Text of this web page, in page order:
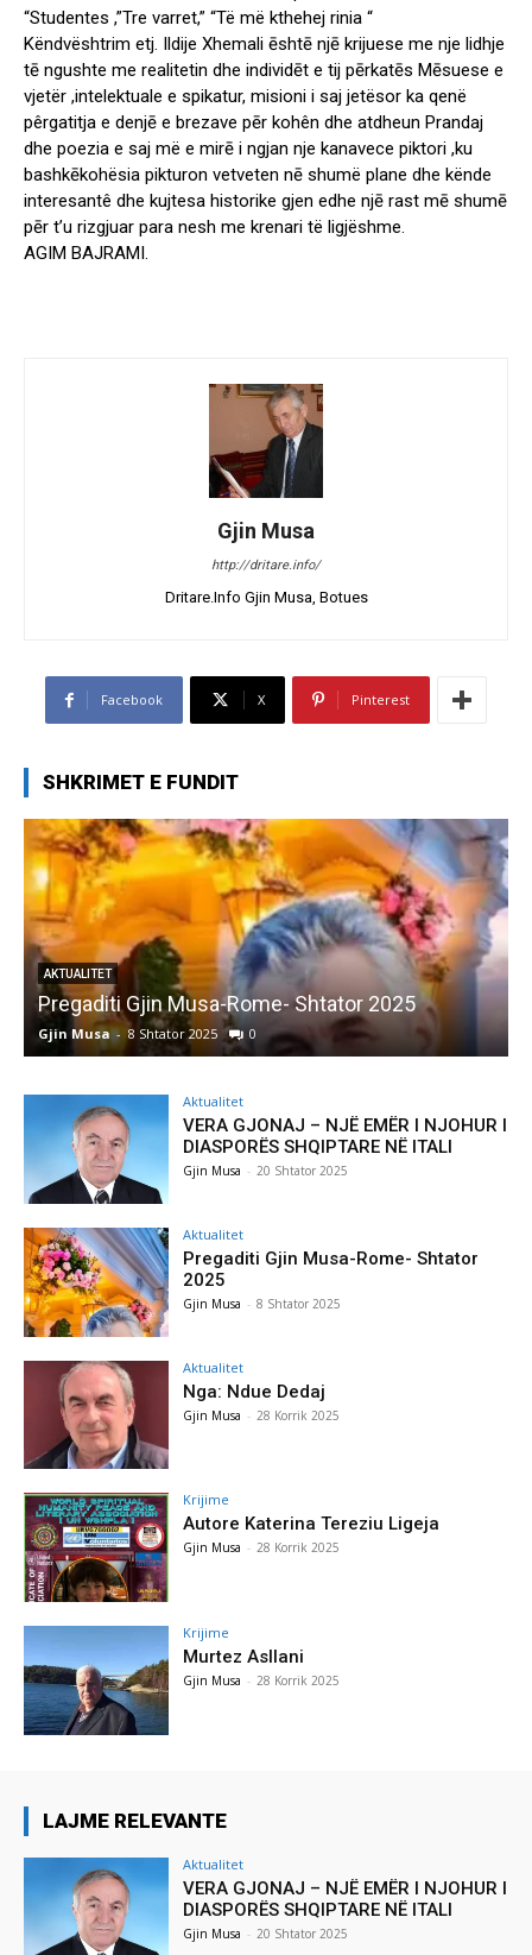
“Studentes ,”Tre varret,” “Të më kthehej rinia “
Këndvështrim etj. Ildije Xhemali ēshtē njē krijuese me nje lidhje
tē ngushte me realitetin dhe individēt e tij pērkatēs Mēsuese e
vjetër ,intelektuale e spikatur, misioni i saj jetësor ka qenë
pêrgatitja e denjē e brezave pēr kohên dhe atdheun Prandaj
dhe poezia e saj më e mirē i ngjan nje kanavece piktori ,ku
bashkēkohësia pikturon vetveten nē shumë plane dhe kënde
interesantê dhe kujtesa historike gjen edhe njē rast mē shumē
pēr t’u rizgjuar para nesh me krenari të ligjëshme.
AGIM BAJRAMI.
Gjin Musa
http://dritare.info/
Dritare.Info Gjin Musa, Botues
Facebook X Pinterest
SHKRIMET E FUNDIT
AKTUALITET
Pregaditi Gjin Musa-Rome- Shtator 2025
Gjin Musa - 8 Shtator 2025 0
Aktualitet
VERA GJONAJ – NJË EMËR I NJOHUR I
DIASPORËS SHQIPTARE NË ITALI
Gjin Musa - 20 Shtator 2025
Aktualitet
Pregaditi Gjin Musa-Rome- Shtator
2025
Gjin Musa - 8 Shtator 2025
Aktualitet
Nga: Ndue Dedaj
Gjin Musa - 28 Korrik 2025
Krijime
Autore Katerina Tereziu Ligeja
Gjin Musa - 28 Korrik 2025
Krijime
Murtez Asllani
Gjin Musa - 28 Korrik 2025
LAJME RELEVANTE
Aktualitet
VERA GJONAJ – NJË EMËR I NJOHUR I
DIASPORËS SHQIPTARE NË ITALI
Gjin Musa - 20 Shtator 2025